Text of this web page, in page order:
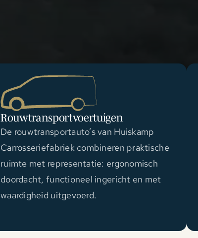
Rouwtransportvoertuigen
De rouwtransportauto’s van Huiskamp
Carrosseriefabriek combineren praktische
ruimte met representatie: ergonomisch
doordacht, functioneel ingericht en met
waardigheid uitgevoerd.